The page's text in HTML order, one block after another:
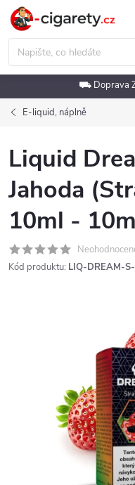
Přejít
obsah
⛟ Doprava
E-liquid, náplně
Liquid
Jahoda
10ml -
Kód produktu: LIQ-DREAM-